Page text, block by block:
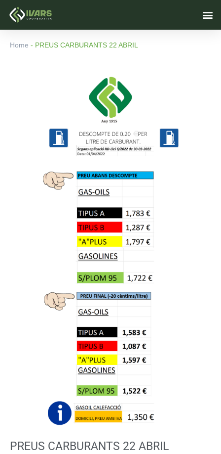
Home - PREUS CARBURANTS 22 ABRIL
PREUS CARBURANTS 22 ABRIL